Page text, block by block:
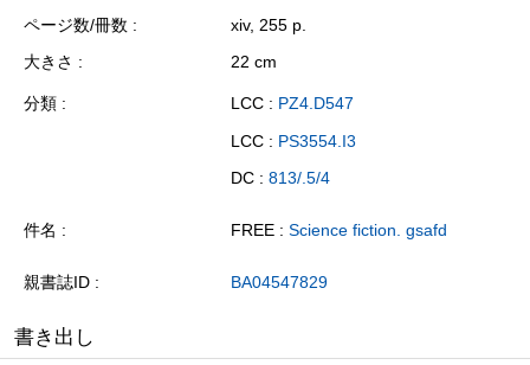
ページ数/冊数
xiv, 255 p.
大きさ
22 cm
分類 LCC : PZ4.D547
LCC : PS3554.I3
DC : 813/.5/4
件名 FREE : Science fiction. gsafd
親書誌ID BA04547829
書き出し